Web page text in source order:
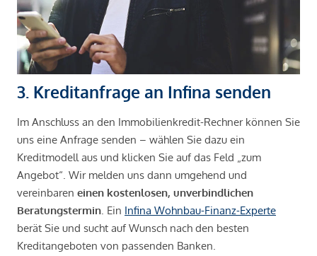
3. Kreditanfrage an Infina senden
Im Anschluss an den Immobilienkredit-Rechner können Sie
uns eine Anfrage senden – wählen Sie dazu ein
Kreditmodell aus und klicken Sie auf das Feld „zum
Angebot“. Wir melden uns dann umgehend und
vereinbaren einen kostenlosen, unverbindlichen
Beratungstermin . Ein Infina Wohnbau-Finanz-Experte
berät Sie und sucht auf Wunsch nach den besten
Kreditangeboten von passenden Banken.